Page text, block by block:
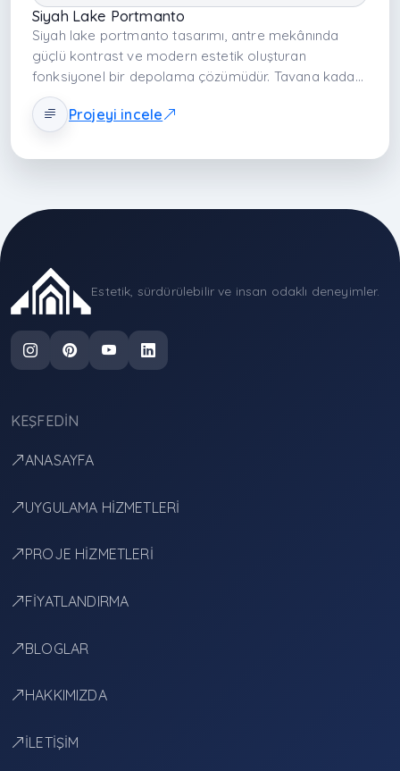
Siyah Lake Portmanto
Siyah lake portmanto tasarımı, antre mekânında
güçlü kontrast ve modern estetik oluşturan
fonksiyonel bir depolama çözümüdür. Tavana kadar
yükselen modül kurgusu yüksek depolama
kapasitesi sağlarken pürüzsüz lake yüzeyler mekâna
alanları sayesinde günlük kullanım düzenli hale gelir
Projeyi incele
Estetik, sürdürülebilir ve insan odaklı deneyimler.
KEŞFEDIN
ANASAYFA
UYGULAMA HİZMETLERİ
PROJE HİZMETLERİ
FİYATLANDIRMA
BLOGLAR
HAKKIMIZDA
İLETİŞİM